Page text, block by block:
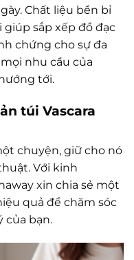
Chất liệu bền bỉ
sắp xếp đồ đạc
chứng cho sự đa
nhu cầu của
tới.
túi Vascara
chuyện, giữ cho nó
Với kinh
xin chia sẻ một
quả để chăm sóc
của bạn.